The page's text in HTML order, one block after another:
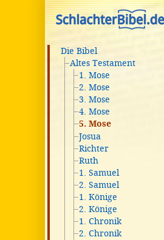
Die Bibel
Altes Testament
1. Mose
2. Mose
3. Mose
4. Mose
5. Mose
Josua
Richter
Ruth
1. Samuel
2. Samuel
1. Könige
2. Könige
1. Chronik
2. Chronik